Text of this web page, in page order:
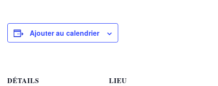
Ajouter au calendrier
DÉTAILS LIEU